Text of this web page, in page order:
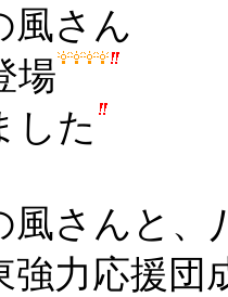
風さん
場
した
風さんと
強力応援団